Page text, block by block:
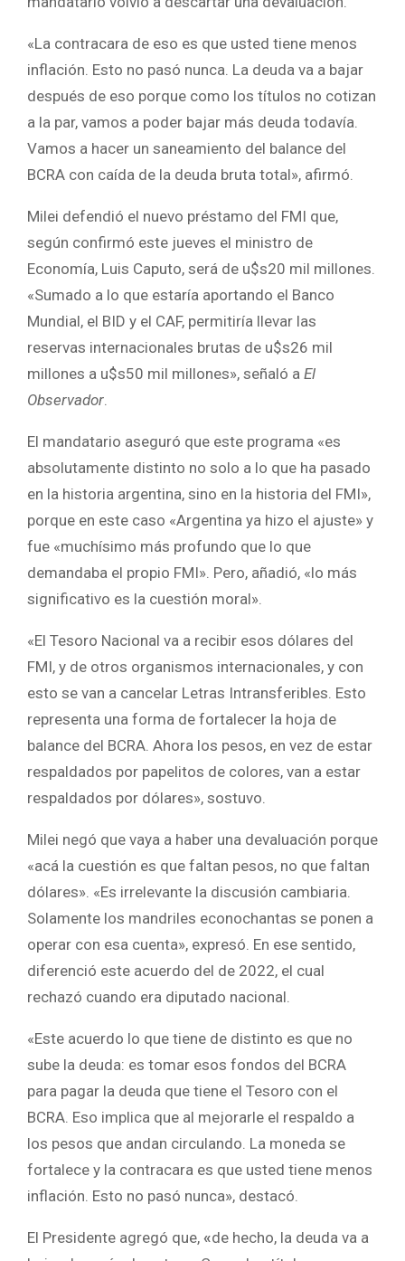
«La contracara de eso es que usted tiene menos
inflación. Esto no pasó nunca. La deuda va a bajar
después de eso porque como los títulos no cotizan
a la par, vamos a poder bajar más deuda todavía.
Vamos a hacer un saneamiento del balance del
BCRA con caída de la deuda bruta total», afirmó.
Milei defendió el nuevo préstamo del FMI que,
según confirmó este jueves el ministro de
Economía, Luis Caputo, será de u$s20 mil millones.
«Sumado a lo que estaría aportando el Banco
Mundial, el BID y el CAF, permitiría llevar las
reservas internacionales brutas de u$s26 mil
millones a u$s50 mil millones», señaló a El
Observador.
El mandatario aseguró que este programa «es
absolutamente distinto no solo a lo que ha pasado
en la historia argentina, sino en la historia del FMI»,
porque en este caso «Argentina ya hizo el ajuste» y
fue «muchísimo más profundo que lo que
demandaba el propio FMI». Pero, añadió, «lo más
significativo es la cuestión moral».
«El Tesoro Nacional va a recibir esos dólares del
FMI, y de otros organismos internacionales, y con
esto se van a cancelar Letras Intransferibles. Esto
representa una forma de fortalecer la hoja de
balance del BCRA. Ahora los pesos, en vez de estar
respaldados por papelitos de colores, van a estar
respaldados por dólares», sostuvo.
Milei negó que vaya a haber una devaluación porque
«acá la cuestión es que faltan pesos, no que faltan
dólares». «Es irrelevante la discusión cambiaria.
Solamente los mandriles econochantas se ponen a
operar con esa cuenta», expresó. En ese sentido,
diferenció este acuerdo del de 2022, el cual
rechazó cuando era diputado nacional.
«Este acuerdo lo que tiene de distinto es que no
sube la deuda: es tomar esos fondos del BCRA
para pagar la deuda que tiene el Tesoro con el
BCRA. Eso implica que al mejorarle el respaldo a
los pesos que andan circulando. La moneda se
fortalece y la contracara es que usted tiene menos
inflación. Esto no pasó nunca», destacó.
El Presidente agregó que, «de hecho, la deuda va a